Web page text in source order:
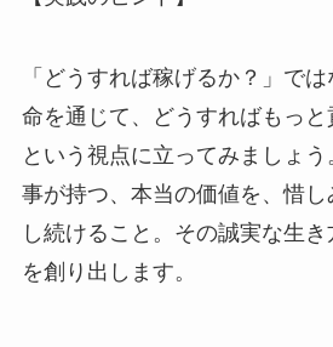
「どうすれば稼げるか？」で
命を通じて、どうすればもっと
という視点に立ってみましょ
事が持つ、本当の価値を、惜
し続けること。その誠実な生
を創り出します。